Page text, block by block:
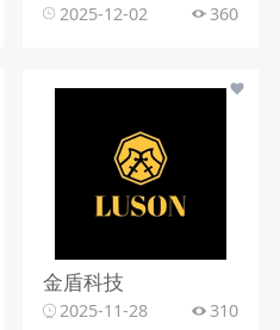
2025-12-02 360
金盾科技
2025-11-28 310